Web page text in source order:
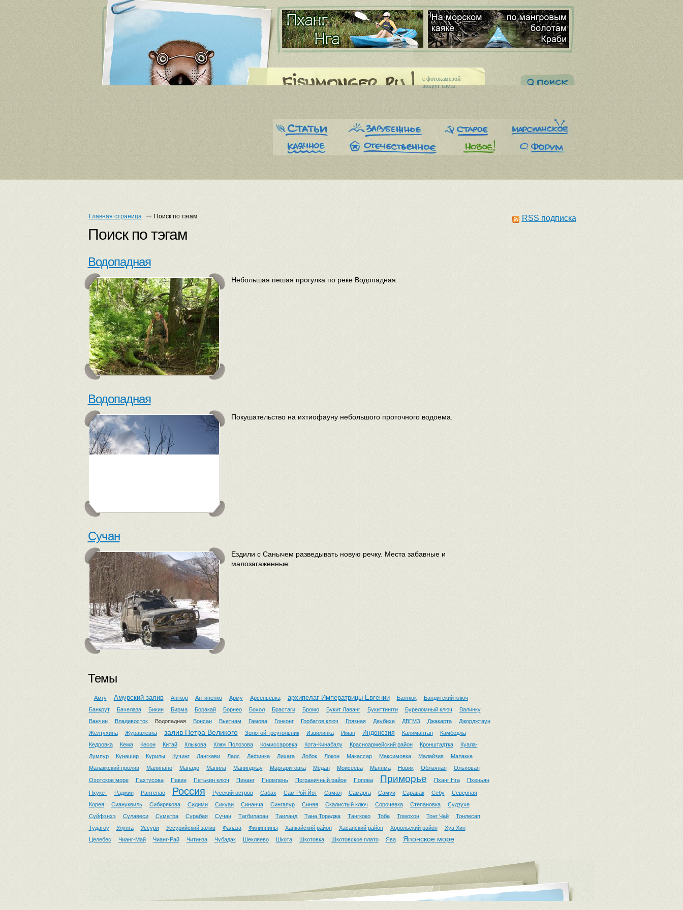
c фотокамерой
вокруг света
Главная страница Поиск по тэгам
Поиск по тэгам
Водопадная
Небольшая пешая прогулка по реке Водопадная.
Водопадная
Покушательство на ихтиофауну небольшого проточного водоема.
Сучан
Ездили с Санычем разведывать новую речку. Места забавные и
малозагаженные.
Темы
Амгу Амурский залив Ангкор Антипенко Арму Арсеньевка архипелаг Императрицы Евгении Бангкок
Бандитский ключ
Банкрут
Бачелаза Бикин Бирма Боракай Борнео Бохол Брастаги Бромо Букит Лаванг Букиттингги Буреломный ключ
Валинку
Ванчин
Владивосток Водопадная Вонсан Вьетнам Гамова Гонконг Горбатов ключ Грязная Даубихе ДВГМЗ Джакарта
Джорджтаун
Желтухина
Журавлевка залив Петра Великого Золотой треугольник Извилинка Иман Индонезия Калимантан
Камбоджа
Кедровка
Кема Кесон Китай Клыкова Ключ Полозова Комиссаровка Кота-Кинабалу Красноармейский район Кронштадтка
Куала-
Лумпур
Кунашир Курилы Кучинг Лангкави Лаос Лефинка Лихага Лобок Локон Макассар Максимовка Малайзия
Малакка
Малаккский пролив
Малипано Манадо Манила Манинджау Маргаритовка Медан Моисеева Мьянма Новик Облачная
Ольховая
Охотское море
Пахтусова Пекин Петькин ключ Пинанг Пномпень Пограничный район Попова Приморье Пханг Нга Пхеньян
Пхукет Раджин Рантепао Россия Русский остров Сабах Сам Рой Йот Самал Самарга Самуи Саравак Себу
Северная
Корея
Сиануквиль Сибирякова Сидими Сикуаи Синанча Сингапур Синяя Скалистый ключ Сорочевка Степановка
Судзухе
Суйфэнхэ
Сулавеси Суматра Сурабая Сучан Тагбиларан Таиланд Тана Тораджа Тангкоко Тоба Томохон Тонг Чай
Тонлесап
Тудагоу
Улунга Уссури Уссурийский залив Фалаза Филиппины Ханкайский район Хасанский район Хорольский район
Хуа Хин
Целебес
Чианг-Май Чианг-Рай Читинза Чубадак Шекляево Шкота Шкотовка Шкотовское плато Ява Японское море
RSS подписка